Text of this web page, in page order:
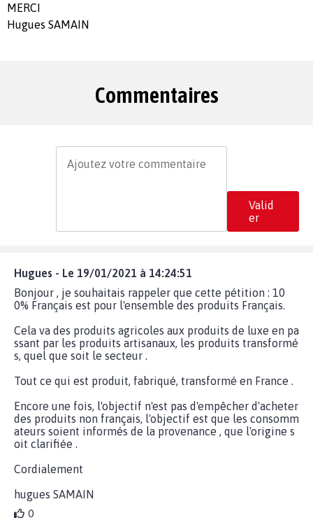
MERCI
Hugues SAMAIN
Commentaires
Valid
er
Hugues - Le 19/01/2021 à 14:24:51
Bonjour , je souhaitais rappeler que cette pétition : 10
0% Français est pour l'ensemble des produits Français.
Cela va des produits agricoles aux produits de luxe en pa
ssant par les produits artisanaux, les produits transformé
s, quel que soit le secteur .
Tout ce qui est produit, fabriqué, transformé en France .
Encore une fois, l'objectif n'est pas d'empêcher d'acheter
des produits non français, l'objectif est que les consomm
ateurs soient informés de la provenance , que l'origine s
oit clarifiée .
Cordialement
hugues SAMAIN
0